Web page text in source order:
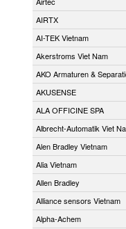
AIRTX
AI-TEK Vietnam
Akerstroms Viet Nam
AKO Armaturen &
AKUSENSE
ALA OFFICINE SPA
Albrecht-Automatik Viet
Alen Bradley Vietnam
Alia Vietnam
Allen Bradley
Alliance sensors Vietnam
Alpha-Achem